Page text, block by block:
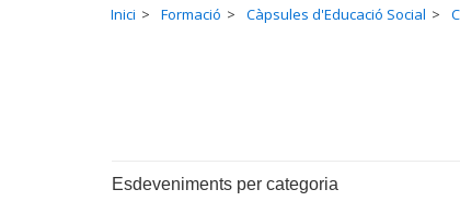
Inici Formació Càpsules d'Educació Social
Esdeveniments per categoria